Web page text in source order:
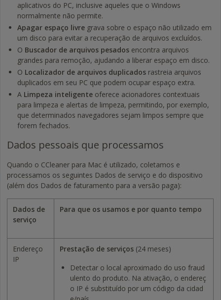
aplicativos do PC, inclusive aqueles que o Windows
normalmente não permite.
Apagar espaço livre grava sobre o espaço não utilizado em
um disco para evitar a recuperação de arquivos excluídos.
O Buscador de arquivos pesados encontra arquivos
grandes para remoção, ajudando a liberar espaço em disco.
O Localizador de arquivos duplicados rastreia arquivos
duplicados em seu PC que podem ocupar espaço extra.
A Limpeza inteligente oferece acionadores contextuais
para limpeza e alertas de limpeza, permitindo, por exemplo,
que determinados navegadores sejam limpos sempre que
forem fechados.
Dados pessoais que processamos
Quando o CCleaner para Mac é utilizado, coletamos e
processamos os seguintes Dados de serviço e do dispositivo
(além dos Dados de faturamento para a versão paga):
Dados de
serviço
Para que os usamos e por quanto tempo
Endereço
IP
Prestação de serviços (24 meses)
Detectar o local aproximado do uso fraud
ulento do produto. Na ativação, o endereç
o IP é substituído por um código da cidad